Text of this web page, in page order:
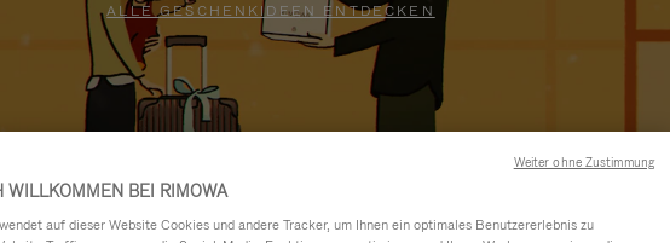
ALLE GESCHENKIDEEN ENTDECKEN
WILLKOMMEN BEI RIMOWA
auf dieser Website Cookies und andere Tracker, um Ihnen ein optimales Benutzererlebnis zu
Weiter ohne Zustimmung